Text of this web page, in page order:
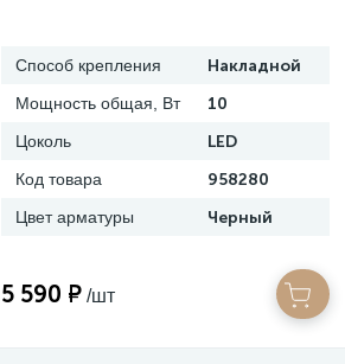
Способ крепления Накладной
Мощность общая, Вт 10
Цоколь LED
Код товара 958280
Цвет арматуры Черный
5 590 ₽ /шт